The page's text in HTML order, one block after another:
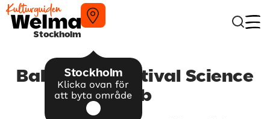
Stockholm
Stockholm
Klicka ovan för
att byta område
Baltic Sea Festival Science
Lab